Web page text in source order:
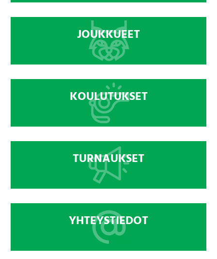
JOUKKUEET
KOULUTUKSET
TURNAUKSET
YHTEYSTIEDOT